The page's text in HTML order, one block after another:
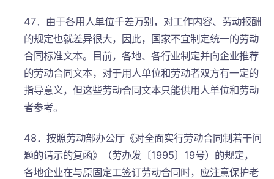
47．由于各用人单位千差万别，对工作内容、劳动报酬
的规定也就差异很大，因此，国家不宜制定统一的劳动
合同标准文本。目前，各地、各行业制定并向企业推荐
的劳动合同文本，对于用人单位和劳动者双方有一定的
指导意义，但这些劳动合同文本只能供用人单位和劳动
者参考。
48．按照劳动部办公厅《对全面实行劳动合同制若干问
题的请示的复函》（劳办发〔1995〕19号）的规定，
各地企业在与原固定工签订劳动合同时，应注意保护老